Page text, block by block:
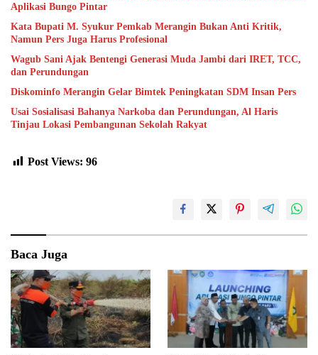
Aplikasi Bungo Pintar
Kata Bupati M. Syukur Pemkab Merangin Bukan Anti Kritik,
Namun Pers Juga Harus Profesional
Wagub Sani Ajak Bentengi Generasi Muda Jambi dari IRET, TCC,
dan Perundungan
Diskominfo Merangin Gelar Bimtek Peningkatan SDM Insan Pers
Usai Sosialisasi Bahanya Narkoba dan Perundungan, Al Haris
Tinjau Lokasi Pembangunan Sekolah Rakyat
Post Views: 96
Baca Juga